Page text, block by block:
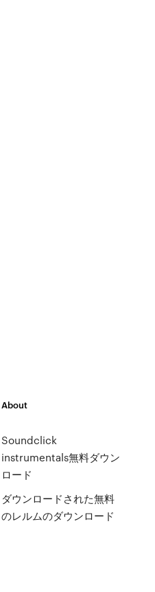
About
Soundclick
instrumentals無料ダウン
ロード
ダウンロードされた無料
のレルムのダウンロード